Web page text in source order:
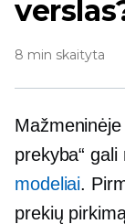
8 min skaityta
prekyba“
modeliai.
prekių